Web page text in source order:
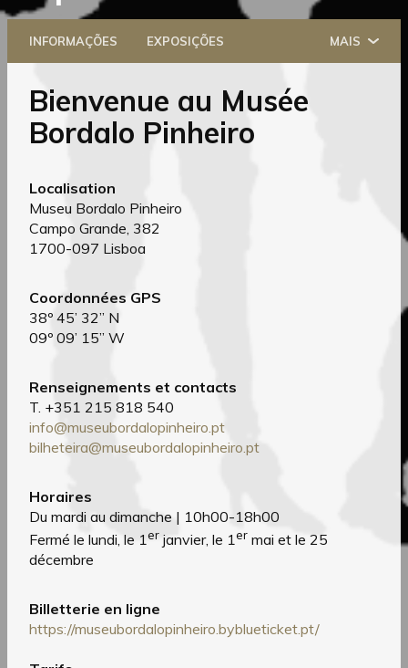
para
conteúdoINFORMAÇÕES EXPOSIÇÕES MAIS
Bienvenue au Musée
Bordalo Pinheiro
Localisation
Museu Bordalo Pinheiro
Campo Grande, 382
1700-097 Lisboa
Coordonnées GPS
38º 45’ 32’’ N
09º 09’ 15’’ W
Renseignements et contacts
T. +351 215 818 540
info@museubordalopinheiro.pt
bilheteira@museubordalopinheiro.pt
Horaires
Du mardi au dimanche | 10h00-18h00
Fermé le lundi, le 1 er janvier, le 1er mai et le 25
décembre
Billetterie en ligne
https://museubordalopinheiro.byblueticket.pt/